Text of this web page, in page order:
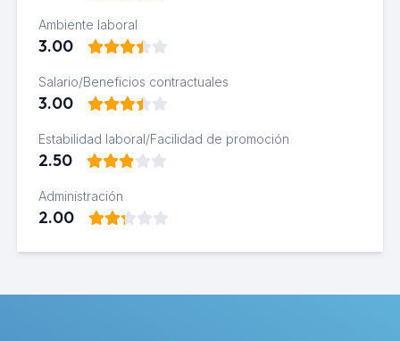
Ambiente laboral
3.00
Salario/Beneficios contractuales
3.00
Estabilidad laboral/Facilidad de promoción
2.50
Administración
2.00